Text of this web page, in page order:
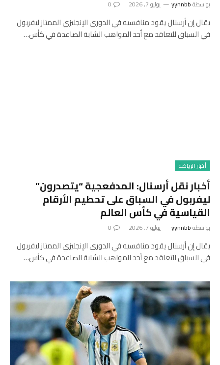
بواسطةyynnbb يوليو 7, 2026 0
يقال إن أرسنال يقود منافسيه في الدوري الإنجليزي الممتاز ليفربول
في السباق للتعاقد مع أحد المواهب الشابة الصاعدة في كأس…
أخبار الرياضة
أخبار نقل أرسنال: المدفعجية “يتصدرون”
ليفربول في السباق على تحطيم الأرقام
القياسية في كأس العالم
بواسطةyynnbb يوليو 7, 2026 0
يقال إن أرسنال يقود منافسيه في الدوري الإنجليزي الممتاز ليفربول
في السباق للتعاقد مع أحد المواهب الشابة الصاعدة في كأس…